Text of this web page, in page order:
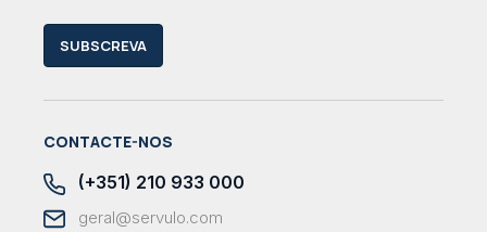
SUBSCREVA
CONTACTE-NOS
(+351) 210 933 000
geral@servulo.com